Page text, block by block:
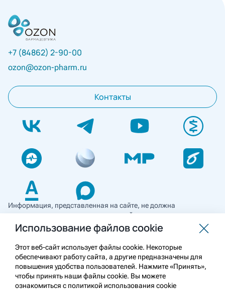
+7 (84862) 2-90-00
ozon@ozon-pharm.ru
Контакты
Информация, представленная на сайте, не должна
использоваться для самостоятельной диагностики и лечения
и не может служить заменой очной консультации врача. Перед
применением необходимо ознакомиться
с противопоказаниями препарата. Информация
о лекарственных средствах рецептурного отпуска
предназначена для медицинских и фармацевтических
работников.
Использование файлов cookie
Этот веб-сайт использует файлы cookie. Некоторые
обеспечивают работу сайта, а другие предназначены для
повышения удобства пользователей. Нажмите «Принять»,
чтобы принять наши файлы cookie. Вы можете
ознакомиться с политикой использования cookie